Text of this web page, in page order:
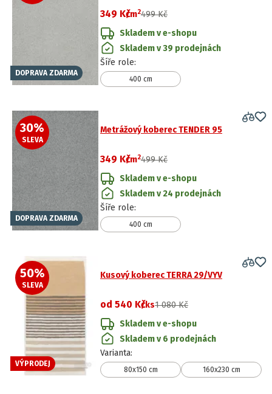
DOPRAVA ZDARMA
349 Kč
/m2499 Kč
Skladem v e-shopu
Skladem v 39 prodejnách
Šíře role:
400 cm
30%
SLEVA
DOPRAVA ZDARMA
Metrážový koberec TENDER 95
349 Kč
/m2499 Kč
Skladem v e-shopu
Skladem v 24 prodejnách
Šíře role:
400 cm
50%
SLEVA
VÝPRODEJ
Kusový koberec TERRA 29/VYV
od 540 Kč/ks1 080 Kč
Skladem v e-shopu
Skladem v 6 prodejnách
Varianta:
80x150 cm 160x230 cm